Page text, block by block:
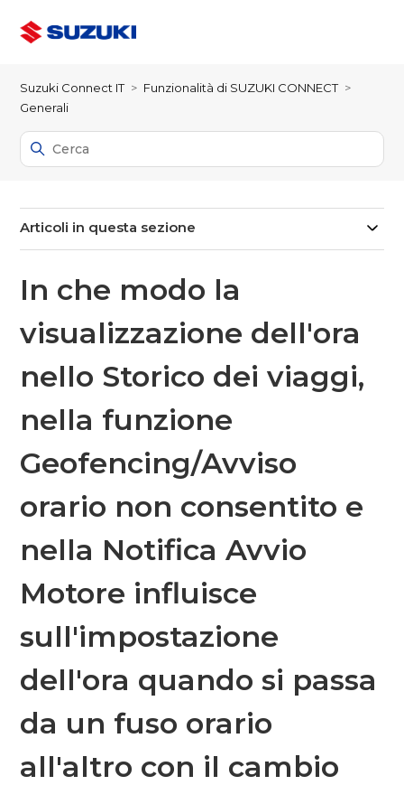
Suzuki Connect IT
Funzionalità di SUZUKI CONNECT
Generali
Articoli in questa sezione
In che modo la
visualizzazione dell'ora
nello Storico dei viaggi,
nella funzione
Geofencing/Avviso
orario non consentito e
nella Notifica Avvio
Motore influisce
sull'impostazione
dell'ora quando si passa
da un fuso orario
all'altro con il cambio